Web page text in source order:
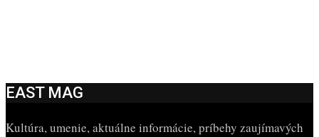
EAST MAG
Kultúra, umenie, aktuálne informácie, príbehy zaujímavých